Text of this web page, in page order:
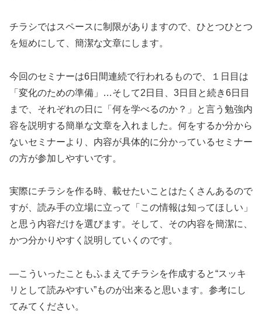
チラシではスペースに制限がありますので、ひとつひとつ
を短めにして、簡潔な文章にします。
今回のセミナーは6日間連続で行われるもので、１日目は
「変化のための準備」…そして2日目、3日目と続き6日目
まで、それぞれの日に「何を学べるのか？」と言う勉強内
容を説明する簡単な文章を入れました。何をするか分から
ないセミナーより、内容が具体的に分かっているセミナー
の方が参加しやすいです。
実際にチラシを作る時、載せたいことはたくさんあるので
すが、読み手の立場に立って「この情報は知ってほしい」
と思う内容だけを選びます。そして、その内容を簡潔に、
かつ分かりやすく説明していくのです。
―こういったこともふまえてチラシを作成すると“スッキ
リとして読みやすい”ものが出来ると思います。参考にし
てみてください。